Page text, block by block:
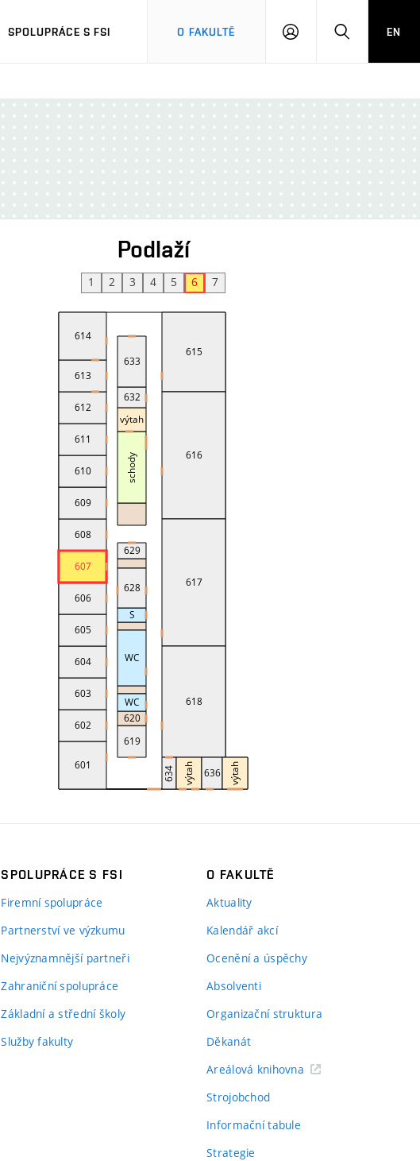
SPOLUPRÁCE S FSI O FAKULTĚ
PŘIHLÁŠENÍHLEDAT
EN
Podlaží
1 2 3 4 5 6 7
SPOLUPRÁCE S FSI
Firemní spolupráce
Partnerství ve výzkumu
Nejvýznamnější partneři
Zahraniční spolupráce
Základní a střední školy
Služby fakulty
O FAKULTĚ
Aktuality
Kalendář akcí
Ocenění a úspěchy
Absolventi
Organizační struktura
Děkanát
Areálová knihovna
Strojobchod
Informační tabule
Strategie